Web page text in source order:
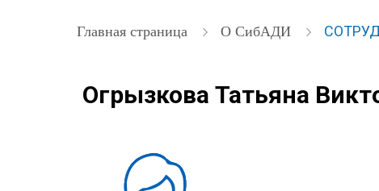
Главная страница О СибАДИ
Огрызкова Татьяна